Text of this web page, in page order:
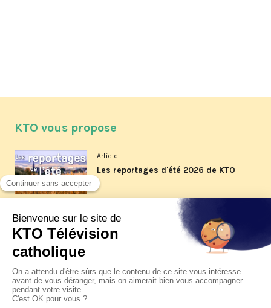
KTO vous propose
Article
Les reportages d'été 2026 de KTO
La visite pastorale du pape Léon
XIV à Assise à suivre sur KTO le
Article
Le pape en Uruguay, Argentine et